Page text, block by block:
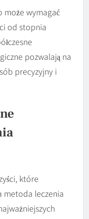
może wymagać
od stopnia
pozwalają na
precyzyjny i
które
metoda leczenia